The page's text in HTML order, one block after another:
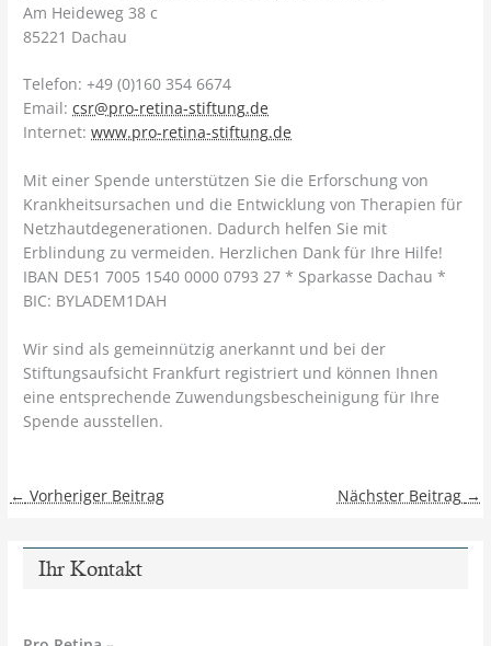
Am Heideweg 38 c
85221 Dachau
Telefon: +49 (0)160 354 6674
Email:csr@pro-retina-stiftung.de
Internet:www.pro-retina-stiftung.de
Mit einer Spende unterstützen Sie die Erforschung von
Krankheitsursachen und die Entwicklung von Therapien für
Netzhautdegenerationen. Dadurch helfen Sie mit
Erblindung zu vermeiden. Herzlichen Dank für Ihre Hilfe!
IBAN DE51 7005 1540 0000 0793 27 * Sparkasse Dachau *
BIC: BYLADEM1DAH
Wir sind als gemeinnützig anerkannt und bei der
Stiftungsaufsicht Frankfurt registriert und können Ihnen
eine entsprechende Zuwendungsbescheinigung für Ihre
Spende ausstellen.
← Vorheriger Beitrag Nächster Beitrag →
Ihr Kontakt